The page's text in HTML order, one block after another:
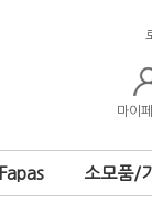
마이
Fapas 소모품/